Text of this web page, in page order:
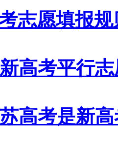
志愿填报
高考平行
高考是新